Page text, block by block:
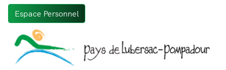
principal
Espace Personnel